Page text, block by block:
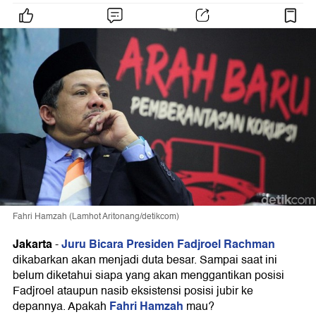
Fahri Hamzah (Lamhot Aritonang/detikcom)
Jakarta-Juru Bicara Presiden Fadjroel Rachman
dikabarkan akan menjadi duta besar. Sampai saat ini
belum diketahui siapa yang akan menggantikan posisi
Fadjroel ataupun nasib eksistensi posisi jubir ke
depannya. Apakah Fahri Hamzah mau?